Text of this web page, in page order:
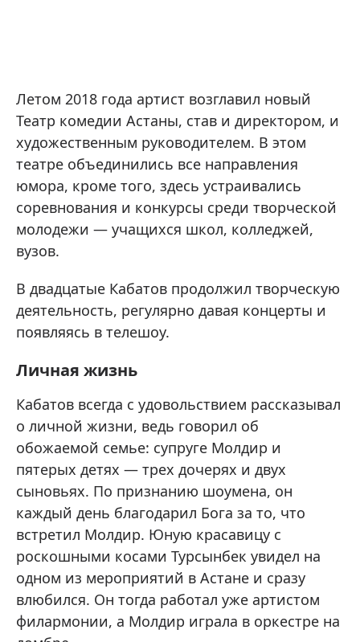
Летом 2018 года артист возглавил новый
Театр комедии Астаны, став и директором, и
художественным руководителем. В этом
театре объединились все направления
юмора, кроме того, здесь устраивались
соревнования и конкурсы среди творческой
молодежи — учащихся школ, колледжей,
вузов.
В двадцатые Кабатов продолжил творческую
деятельность, регулярно давая концерты и
появляясь в телешоу.
Личная жизнь
Кабатов всегда с удовольствием рассказывал
о личной жизни, ведь говорил об
обожаемой семье: супруге Молдир и
пятерых детях — трех дочерях и двух
сыновьях. По признанию шоумена, он
каждый день благодарил Бога за то, что
встретил Молдир. Юную красавицу с
роскошными косами Турсынбек увидел на
одном из мероприятий в Астане и сразу
влюбился. Он тогда работал уже артистом
филармонии, а Молдир играла в оркестре на